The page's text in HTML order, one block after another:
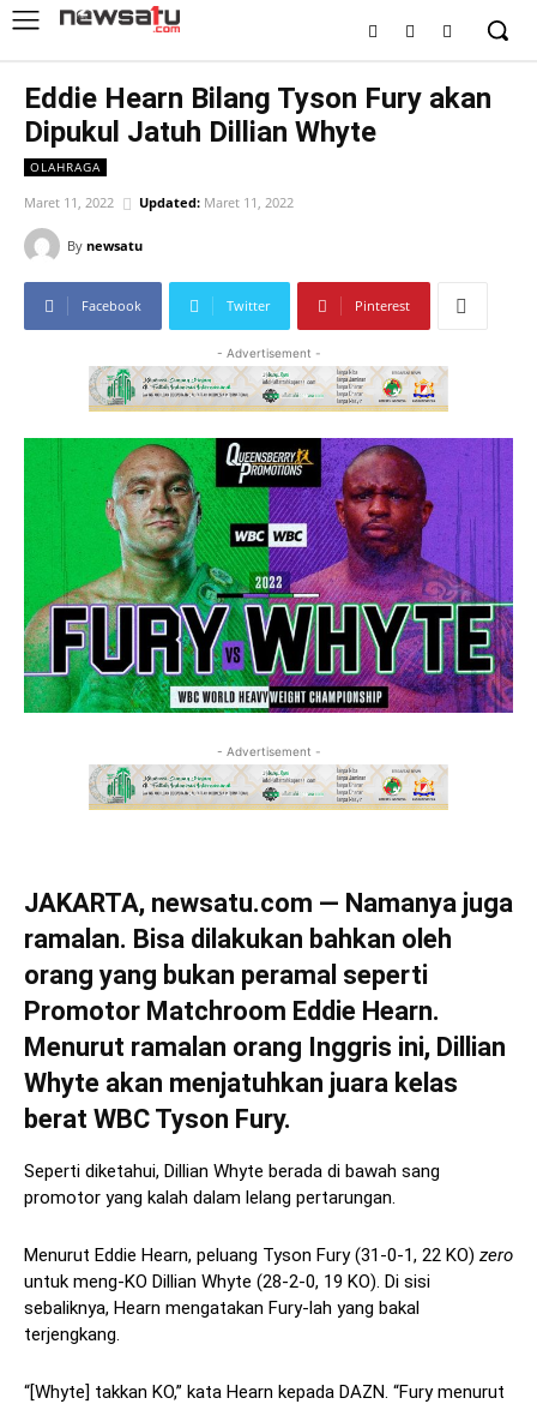
Eddie Hearn Bilang Tyson Fury akan
Dipukul Jatuh Dillian Whyte
OLAHRAGA
Maret 11, 2022 Updated: Maret 11, 2022
By newsatu
Facebook Twitter Pinterest
- Advertisement -
- Advertisement -
JAKARTA, newsatu.com — Namanya juga
ramalan. Bisa dilakukan bahkan oleh
orang yang bukan peramal seperti
Promotor Matchroom Eddie Hearn.
Menurut ramalan orang Inggris ini, Dillian
Whyte akan menjatuhkan juara kelas
berat WBC Tyson Fury.
Seperti diketahui, Dillian Whyte berada di bawah sang
promotor yang kalah dalam lelang pertarungan.
Menurut Eddie Hearn, peluang Tyson Fury (31-0-1, 22 KO) zero
untuk meng-KO Dillian Whyte (28-2-0, 19 KO). Di sisi
sebaliknya, Hearn mengatakan Fury-lah yang bakal
terjengkang.
“[Whyte] takkan KO,” kata Hearn kepada DAZN. “Fury menurut